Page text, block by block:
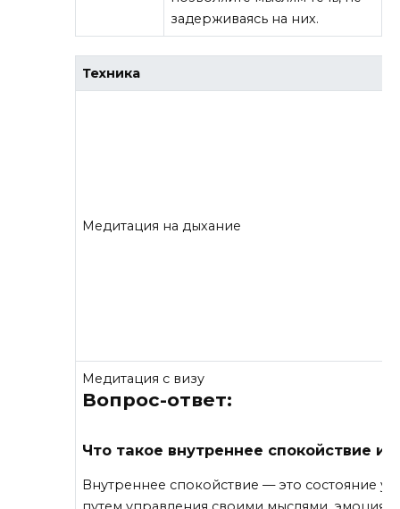
задерживаясь на них.
Техника
Медитация на дыхание
Медитация с визу
Вопрос-ответ:
Что такое внутреннее спокойствие и
Внутреннее спокойствие — это состояние